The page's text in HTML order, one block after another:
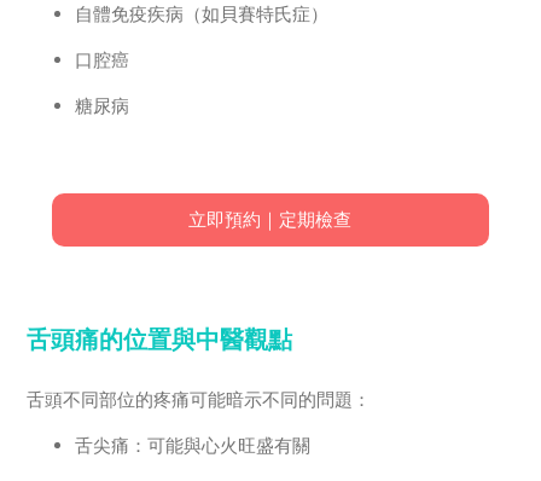
自體免疫疾病（如貝賽特氏症）
口腔癌
糖尿病
立即預約｜定期檢查
舌頭痛的位置與中醫觀點
舌頭不同部位的疼痛可能暗示不同的問題：
舌尖痛：可能與心火旺盛有關